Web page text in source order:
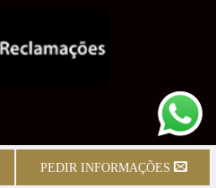
PEDIR INFORMAÇÕES